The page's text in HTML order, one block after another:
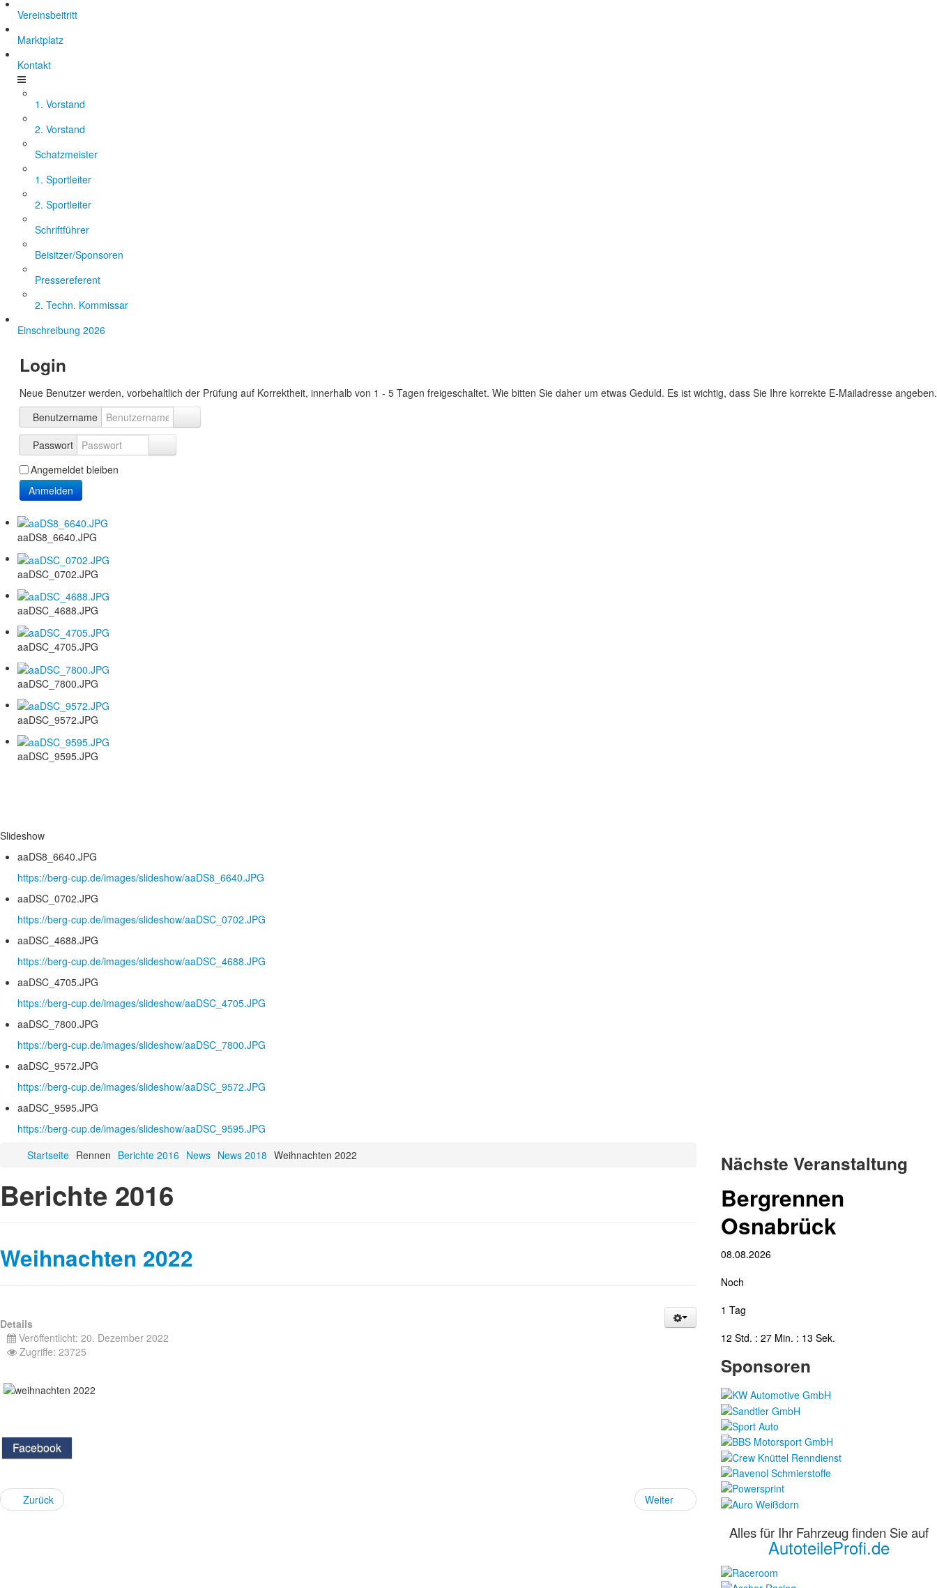
Vereinsbeitritt
Marktplatz
Kontakt
1. Vorstand
2. Vorstand
Schatzmeister
1. Sportleiter
2. Sportleiter
Schriftführer
Beisitzer/Sponsoren
Pressereferent
2. Techn. Kommissar
Einschreibung 2026
Login
Neue Benutzer werden, vorbehaltlich der Prüfung auf Korrektheit, innerhalb von 1 - 5 Tagen freigeschaltet. Wie bitten Sie daher um etwas Geduld. Es ist wichtig, dass Sie Ihre korrekte E-Mailadresse angeben.
Benutzername
Passwort
Angemeldet bleiben
Anmelden
aaDS8_6640.JPG
aaDSC_0702.JPG
aaDSC_4688.JPG
aaDSC_4705.JPG
aaDSC_7800.JPG
aaDSC_9572.JPG
aaDSC_9595.JPG
Slideshow
aaDS8_6640.JPG
https://berg-cup.de/images/slideshow/aaDS8_6640.JPG
aaDSC_0702.JPG
https://berg-cup.de/images/slideshow/aaDSC_0702.JPG
aaDSC_4688.JPG
https://berg-cup.de/images/slideshow/aaDSC_4688.JPG
aaDSC_4705.JPG
https://berg-cup.de/images/slideshow/aaDSC_4705.JPG
aaDSC_7800.JPG
https://berg-cup.de/images/slideshow/aaDSC_7800.JPG
aaDSC_9572.JPG
https://berg-cup.de/images/slideshow/aaDSC_9572.JPG
aaDSC_9595.JPG
https://berg-cup.de/images/slideshow/aaDSC_9595.JPG
Startseite Rennen Berichte 2016 News News 2018 Weihnachten 2022
Berichte 2016
Weihnachten 2022
Details
Veröffentlicht: 20. Dezember 2022
Zugriffe: 23725
Facebook
Zurück Weiter
Nächste Veranstaltung
Bergrennen
Osnabrück
08.08.2026
Noch
1 Tag
12 Std. : 27 Min. : 12 Sek.
Sponsoren
Alles für Ihr Fahrzeug finden Sie auf
AutoteileProfi.de